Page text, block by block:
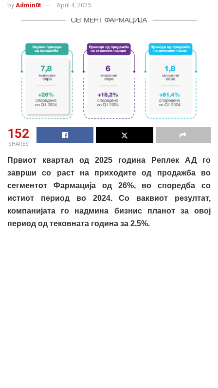
by Admin0t April 4, 2025
152
SHARES
Првиот квартал од 2025 година Реплек АД го
заврши со раст на приходите од продажба во
сегментот Фармација од 26%, во споредба со
истиот период во 2024. Со ваквиот резултат,
компанијата го надмина бизнис планот за овој
период од тековната година за 2,5%.